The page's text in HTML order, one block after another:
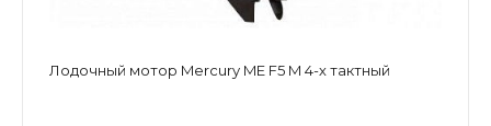
Лодочный мотор Mercury ME F5 M 4-х тактный